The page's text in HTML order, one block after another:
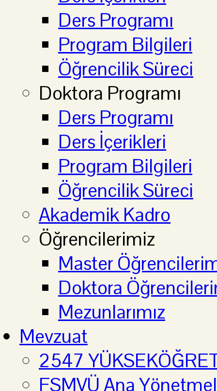
Ders Programı
Program Bilgileri
Öğrencilik Süreci
Doktora Programı
Ders Programı
Ders İçerikleri
Program Bilgileri
Öğrencilik Süreci
Akademik Kadro
Öğrencilerimiz
Master
Doktora
Mezunlarımız
Mevzuat
2547
FSMVÜ Ana